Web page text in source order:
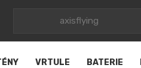
VRTULE BATERIE